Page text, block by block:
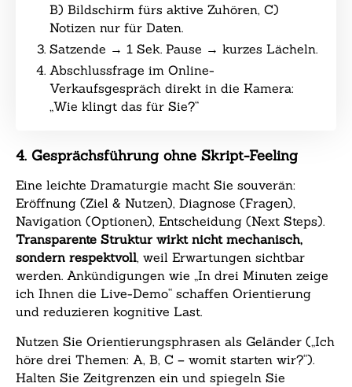
B) Bildschirm fürs aktive Zuhören, C)
Notizen nur für Daten.
Satzende → 1 Sek. Pause → kurzes Lächeln.
Abschlussfrage im Online-
Verkaufsgespräch direkt in die Kamera:
„Wie klingt das für Sie?“
4. Gesprächsführung ohne Skript-Feeling
Eine leichte Dramaturgie macht Sie souverän:
Eröffnung (Ziel & Nutzen), Diagnose (Fragen),
Navigation (Optionen), Entscheidung (Next Steps).
Transparente Struktur wirkt nicht mechanisch,
sondern respektvoll, weil Erwartungen sichtbar
werden. Ankündigungen wie „In drei Minuten zeige
ich Ihnen die Live-Demo“ schaffen Orientierung
und reduzieren kognitive Last.
Nutzen Sie Orientierungsphrasen als Geländer („Ich
höre drei Themen: A, B, C – womit starten wir?“).
Halten Sie Zeitgrenzen ein und spiegeln Sie